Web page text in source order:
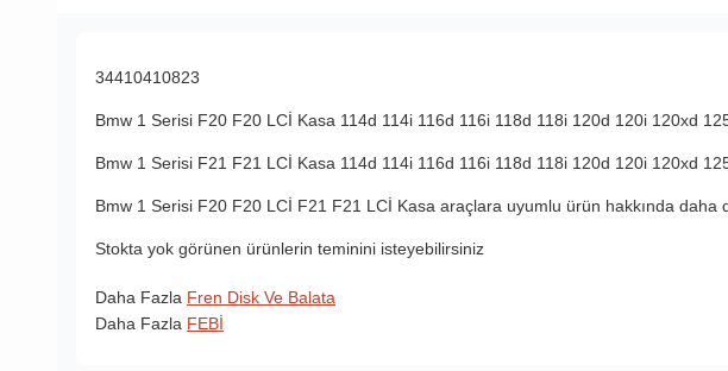
34410410823
Bmw 1 Serisi F20 F20 LCİ Kasa 114d 114i 116d 116i 118d 118i 120d 120i 120xd
Bmw 1 Serisi F21 F21 LCİ Kasa 114d 114i 116d 116i 118d 118i 120d 120i 120xd
Bmw 1 Serisi F20 F20 LCİ F21 F21 LCİ Kasa araçlara uyumlu ürün hakkında
Stokta yok görünen ürünlerin teminini isteyebilirsiniz
Daha Fazla Fren Disk Ve Balata
Daha Fazla FEBİ